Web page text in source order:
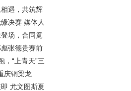
遇，共筑辉
决赛 媒体人
场，合同竟
张德贵赛前
，“上青天”三
庆铜梁龙
尤文图斯夏